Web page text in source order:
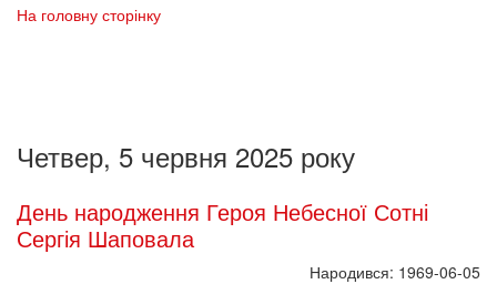
На головну сторінку
Четвер, 5 червня 2025 року
День народження Героя Небесної Сотні
Сергія Шаповала
Народився: 1969-06-05